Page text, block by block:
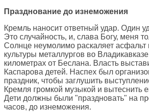
Празднование до изнеможения
Кремль наносит ответный удар. Один
Это случайность, и, слава Богу, меня
Солнце неумолимо раскаляет
культуры металлургов во
километрах от Беслана. Власть
Каспарова детей. Наспех был
праздник, чтобы заглушить
Кремля громкой музыкой и вытеснить
Дети должны были "праздновать" на
часов, до изнеможения.